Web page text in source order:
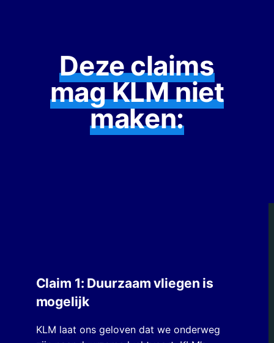
Deze claims
mag KLM niet
maken:
Claim 1: Duurzaam vliegen is
mogelijk
KLM laat ons geloven dat we onderweg